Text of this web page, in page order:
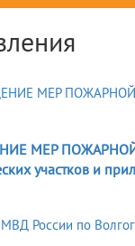
МЕР ПОЖАРНОЙ
участков и